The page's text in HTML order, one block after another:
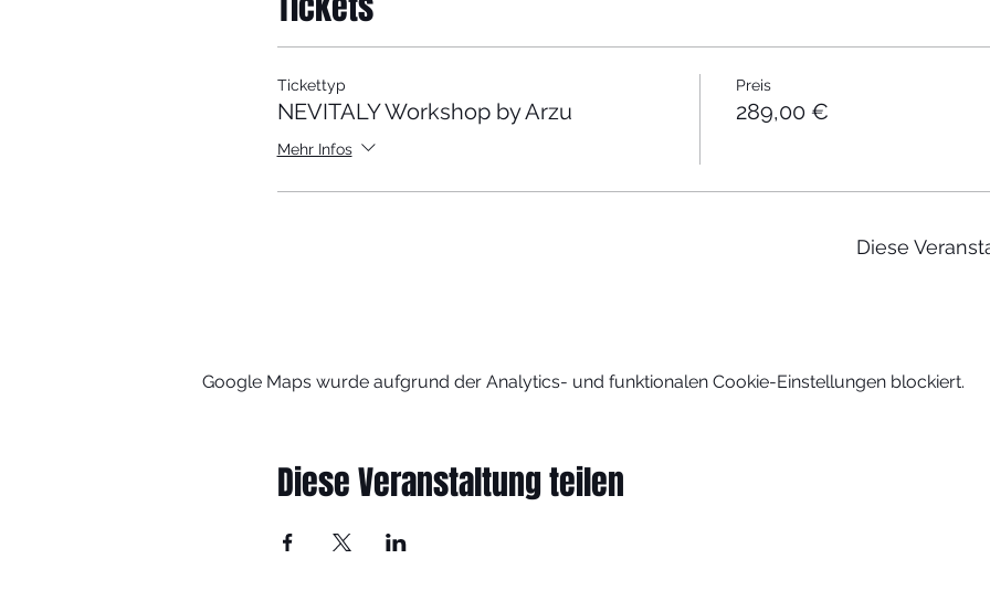
Tickettyp
NEVITALY Workshop by Arzu
Mehr Infos
Preis
289,00 €
Diese
Google Maps wurde aufgrund der Analytics- und funktionalen Cookie-Einstellungen blockiert.
Diese Veranstaltung teilen